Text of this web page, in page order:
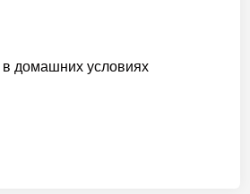
домашних условиях